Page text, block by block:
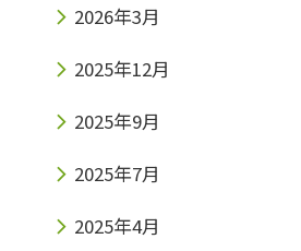
2026年3月
2025年12月
2025年9月
2025年7月
2025年4月